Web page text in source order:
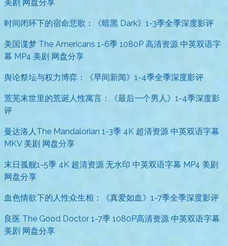
美剧 网盘分享
时间闭环下的宿命悲歌：《暗黑 Dark》1-3季全季深度影评
美国谍梦 The Americans 1-6季 1080P 高清资源 中英双语字
幕 MP4 美剧 网盘分享
舆论祭坛与权力博弈：《早间新闻》1-4季全季深度影评
荒芜末世里的荒诞人性寓言：《最后一个男人》1-4季深度影
评
曼达洛人The Mandalorian 1-3季 4K 超清资源 中英双语字幕
MKV 美剧 网盘分享
末日孤舰1-5季 4K 超清资源 无水印 中英双语字幕 MP4 美剧
网盘分享
血色情欲下的人性众生相：《真爱如血》1-7季全季深度影评
良医 The Good Doctor 1-7季 1080P高清资源 中英双语字幕
美剧 网盘分享